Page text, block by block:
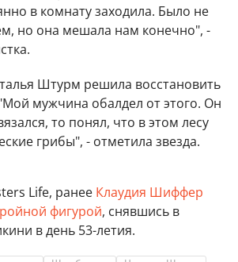
в комнату заходила. Было не
но она мешала нам конечно", -
Штурм решила восстановить
мужчина обалдел от этого. Он
то понял, что в этом лесу
грибы", - отметила звезда.
Life, ранее Клаудия Шиффер
фигурой, снявшись в
в день 53-летия.